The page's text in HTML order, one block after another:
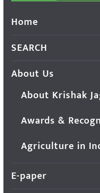
Home
SEARCH
About Us
About Krishak
Awards &
Agriculture in
E-paper